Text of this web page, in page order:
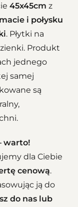
45x45cm z
macie i połysku
. Płytki na
Produkt
jednego
samej
są
warto!
dla Ciebie
cenową.
ją do
do nas lub